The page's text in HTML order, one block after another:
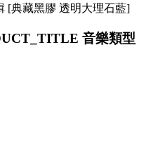
[典藏黑膠 透明大理石藍]
音樂類型